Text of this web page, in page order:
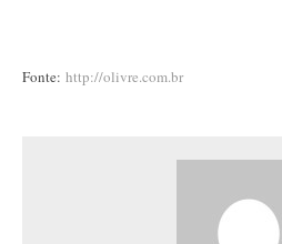
Fonte: http://olivre.com.br